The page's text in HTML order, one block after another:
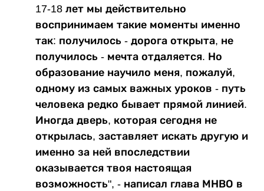
17-18 лет мы действительно
воспринимаем такие моменты именно
так: получилось - дорога открыта, не
получилось - мечта отдаляется. Но
образование научило меня, пожалуй,
одному из самых важных уроков - путь
человека редко бывает прямой линией.
Иногда дверь, которая сегодня не
открылась, заставляет искать другую и
именно за ней впоследствии
оказывается твоя настоящая
возможность", - написал глава МНВО в